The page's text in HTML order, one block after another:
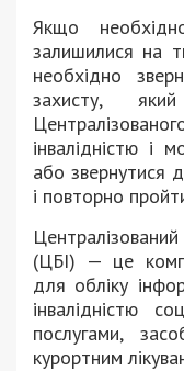
Якщо
залишилися на
необхідно
захисту,
інвалідністю і
або звернутися
і повторно
(ЦБІ) — це
для обліку
інвалідністю
послугами,
курортним